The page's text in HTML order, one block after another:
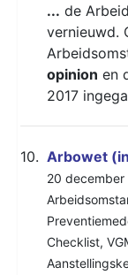
... de
vernieuwd.
opinion en
2017
10. Arbowet
20
Checklist,